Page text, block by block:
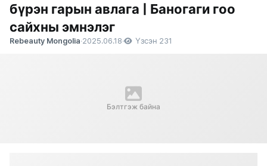
бүрэн гарын авлага | Баногаги гоо
сайхны эмнэлэг
Rebeauty Mongolia·2025.06.18· Үзсэн 231
Бэлтгэж байна